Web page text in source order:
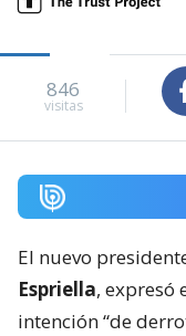
846
visitas
El nuevo
Espriella, expresó
intención “de